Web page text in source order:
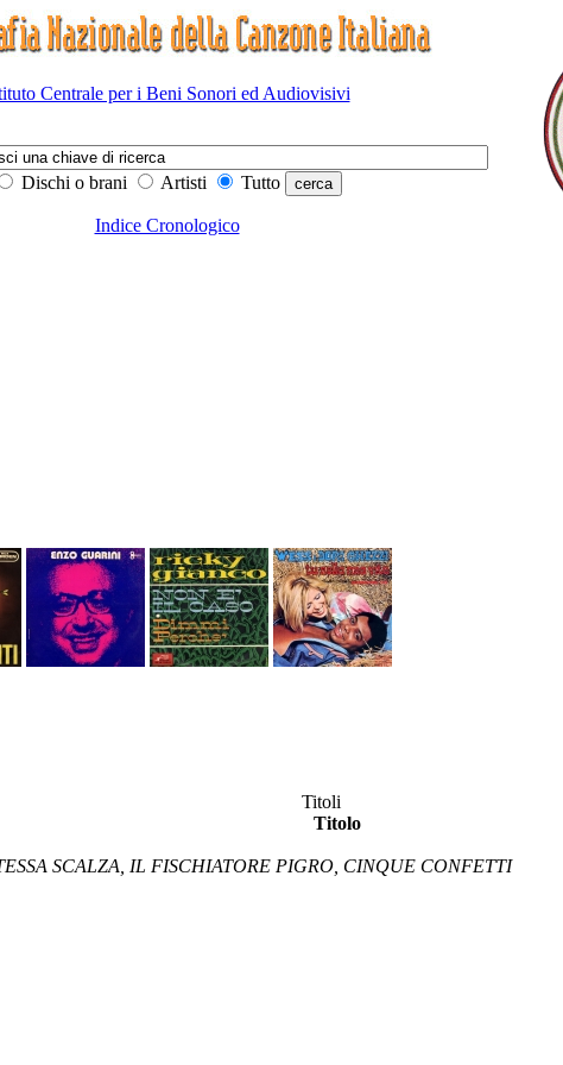
Centrale per i Beni Sonori ed Audiovisivi
Dischi o brani
Artisti Tutto
Indice Cronologico
Titoli
Titolo
SCALZA, IL FISCHIATORE PIGRO, CINQUE CONFETTI